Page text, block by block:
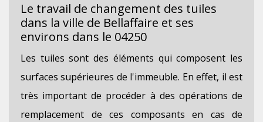
Le travail de changement des tuiles
dans la ville de Bellaffaire et ses
environs dans le 04250
Les tuiles sont des éléments qui composent les
surfaces supérieures de l'immeuble. En effet, il est
très important de procéder à des opérations de
remplacement de ces composants en cas de